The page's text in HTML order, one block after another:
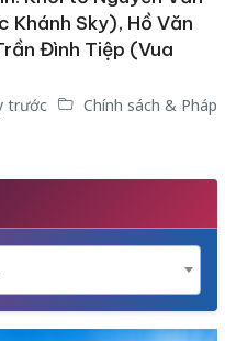
Khánh Sky), Hồ Văn
Đình Tiệp (Vua
trước
Chính sách & Pháp